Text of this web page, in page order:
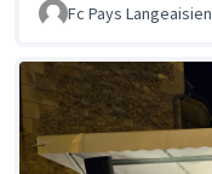
Fc Pays Langeaisien